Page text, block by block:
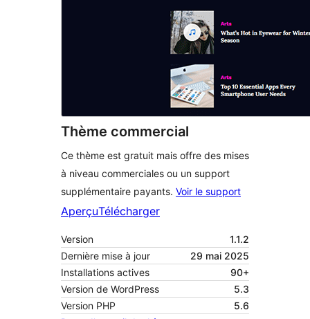
Thème commercial
Ce thème est gratuit mais offre des mises
à niveau commerciales ou un support
supplémentaire payants. Voir le support
AperçuTélécharger
Version
1.1.2
Dernière mise à jour
29 mai 2025
Installations actives
90+
Version de WordPress
5.3
Version PHP
5.6